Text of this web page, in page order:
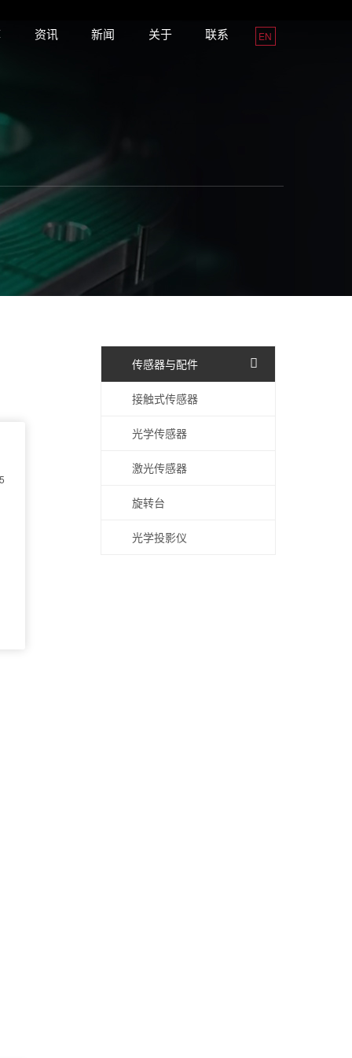
资讯 新闻 关于 联系 EN
传感器与配件
接触式传感器
光学传感器
激光传感器
旋转台
光学投影仪